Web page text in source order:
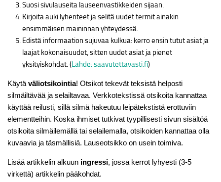
Suosi sivulauseita lauseenvastikkeiden sijaan.
Kirjoita auki lyhenteet ja selitä uudet termit ainakin
ensimmäisen maininnan yhteydessä.
Edistä informaation sujuvaa kulkua: kerro ensin tutut asiat ja
laajat kokonaisuudet, sitten uudet asiat ja pienet
yksityiskohdat. (Lähde: saavutettavasti.fi)
Käytä väliotsikointia! Otsikot tekevät teksistä helposti
silmäiltävää ja selailtavaa. Verkkotekstissä otsikoita kannattaa
käyttää reilusti, sillä silmä hakeutuu leipätekstistä erottuviin
elementteihin. Koska ihmiset tutkivat tyypillisesti sivun sisältöä
otsikoita silmäilemällä tai selailemalla, otsikoiden kannattaa olla
kuvaavia ja täsmällisiä. Lauseotsikko on usein toimiva.
Lisää artikkelin alkuun ingressi, jossa kerrot lyhyesti (3-5
virkettä) artikkelin pääkohdat.